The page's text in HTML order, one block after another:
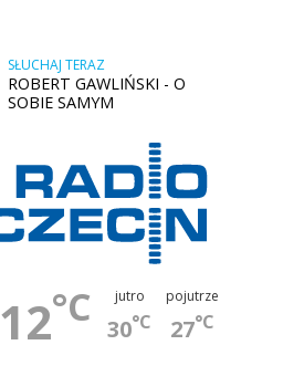
SŁUCHAJ TERAZ
ROBERT GAWLIŃSKI - O
SOBIE SAMYM
12°C jutro
30°C
pojutrze
27°C